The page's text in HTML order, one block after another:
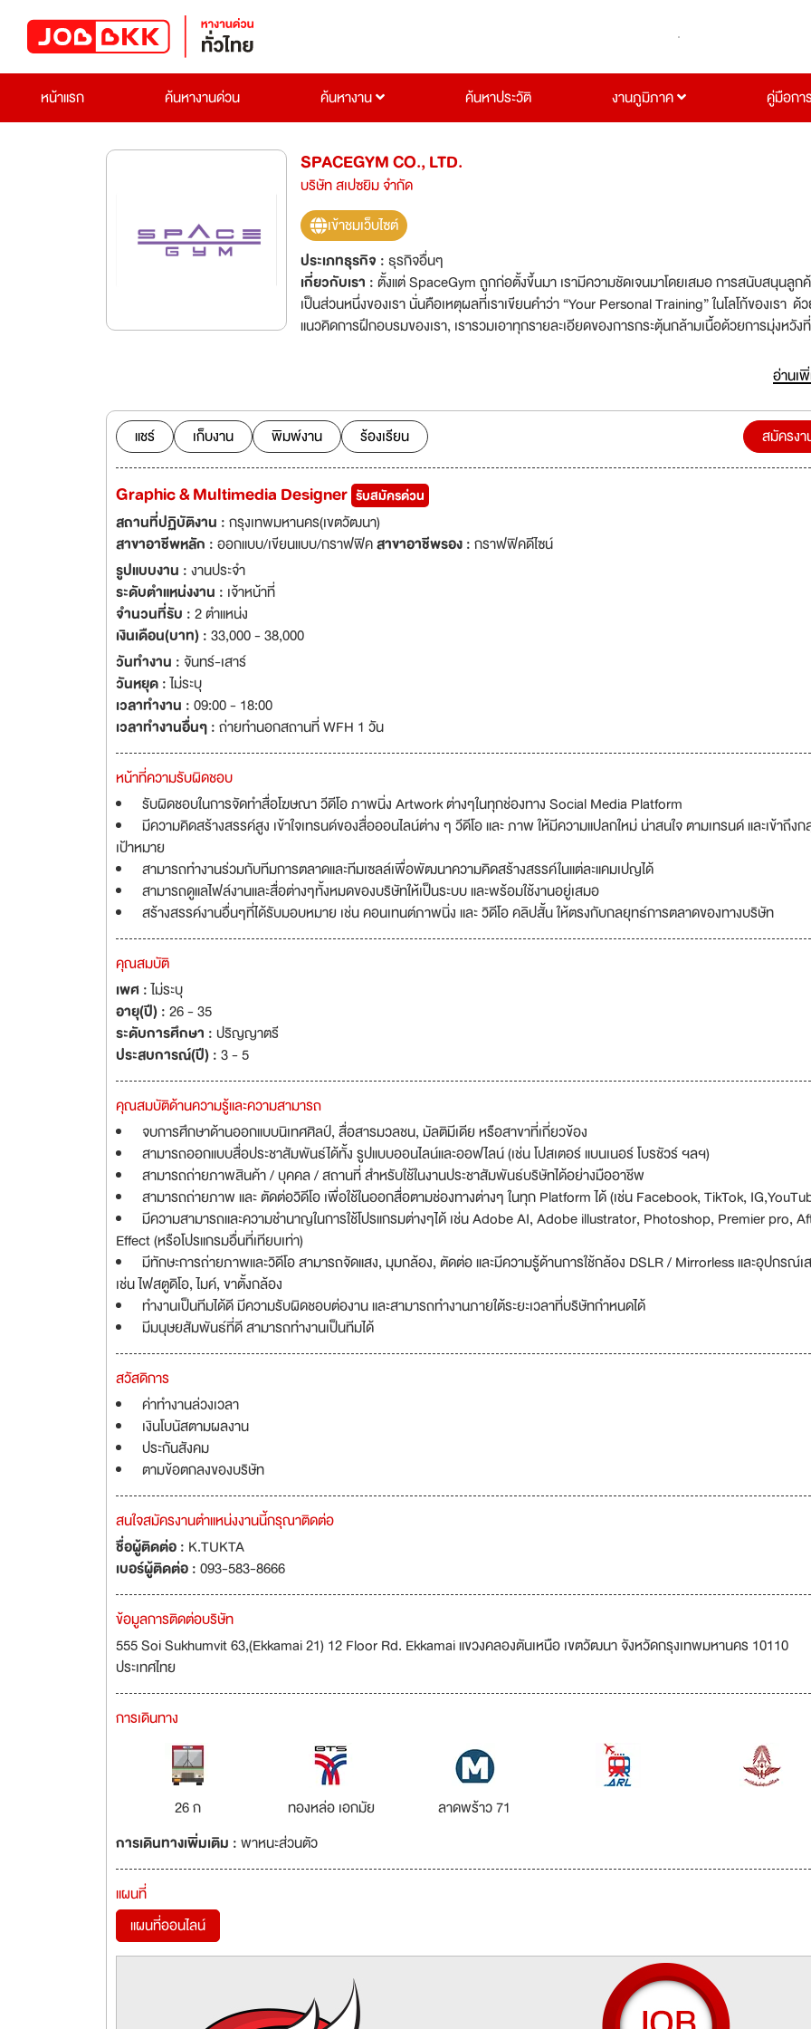
หน้าแรก
ค้นหางานด่วน ค้นหางาน ค้นหาประวัติ งานภูมิภาค คู่มือกา
SPACEGYM CO., LTD.
บริษัท สเปซยิม จำกัด
เข้าชมเว็บไซต์
ประเภทธุรกิจ : ธุรกิจอื่นๆ
เกี่ยวกับเรา :ตั้งแต่ SpaceGym ถูกก่อตั้งขึ้นมา เรามีความชัดเจนมาโดยเสมอ การสนับสนุนลูก
เป็นส่วนหนึ่งของเรา นั่นคือเหตุผลที่เราเขียนคำว่า “Your Personal Training” ในโลโก้ของเรา ด้วย
แนวคิดการฝึกอบรมของเรา, เรารวมเอาทุกรายละเอียดของการกระตุ้นกล้ามเนื้อด้วยการมุ่งหวัง
การให้บริการที่ทำให้ลูกค้าของเราได้สัมผัสประสบการณ์การออกกำลังกายรูปแบบใหม่ เราทำทุกอ
เราสามารถเพื่อเติมเต็มการเทรนนิ่ง EMS ที่มีประสิทธิภาพ ปัจจุบันมี 5 สาขา The Walk Kaset
Nawamin , Sukhumvit 24 , Mueaung Thong Thani, Chaiyapuek, Oceanic Phuket
อ่านเ
แชร์ เก็บงาน พิมพ์งาน ร้องเรียน สมัครง
Graphic & Multimedia Designer รับสมัครด่วน
สถานที่ปฏิบัติงาน :กรุงเทพมหานคร(เขตวัฒนา)
สาขาอาชีพหลัก :ออกแบบ/เขียนแบบ/กราฟฟิคสาขาอาชีพรอง :กราฟฟิคดีไซน์
รูปแบบงาน :งานประจำ
ระดับตำแหน่งงาน : เจ้าหน้าที่
จำนวนที่รับ :2 ตำแหน่ง
เงินเดือน(บาท) :33,000 - 38,000
วันทำงาน : จันทร์-เสาร์
วันหยุด :ไม่ระบุ
เวลาทำงาน :09:00 - 18:00
เวลาทำงานอื่นๆ :ถ่ายทำนอกสถานที่ WFH 1 วัน
หน้าที่ความรับผิดชอบ
รับผิดชอบในการจัดทำสื่อโฆษณา วีดีโอ ภาพนิ่ง Artwork ต่างๆในทุกช่องทาง Social Media Platform
มีความคิดสร้างสรรค์สูง เข้าใจเทรนด์ของสื่อออนไลน์ต่าง ๆ วีดีโอ และ ภาพ ให้มีความแปลกใหม่ น่าสนใจ ตามเทรนด์ และเข้าถึง
เป้าหมาย
สามารถทำงานร่วมกับทีมการตลาดและทีมเซลล์เพื่อพัฒนาความคิดสร้างสรรค์ในแต่ละแคมเปญได้
สามารถดูแลไฟล์งานและสื่อต่างๆทั้งหมดของบริษัทให้เป็นระบบ และพร้อมใช้งานอยู่เสมอ
สร้างสรรค์งานอื่นๆที่ได้รับมอบหมาย เช่น คอนเทนต์ภาพนิ่ง และ วิดีโอ คลิปสั้น ให้ตรงกับกลยุทธ์การตลาดของทางบริษัท
คุณสมบัติ
เพศ :ไม่ระบุ
อายุ(ปี) :26 - 35
ระดับการศึกษา :ปริญญาตรี
ประสบการณ์(ปี) :3 - 5
คุณสมบัติด้านความรู้และความสามารถ
จบการศึกษาด้านออกแบบนิเทศศิลป์, สื่อสารมวลชน, มัลติมีเดีย หรือสาขาที่เกี่ยวข้อง
สามารถออกแบบสื่อประชาสัมพันธ์ได้ทั้ง รูปแบบออนไลน์และออฟไลน์ (เช่น โปสเตอร์ แบนเนอร์ โบรชัวร์ ฯลฯ)
สามารถถ่ายภาพสินค้า / บุคคล / สถานที่ สำหรับใช้ในงานประชาสัมพันธ์บริษัทได้อย่างมืออาชีพ
สามารถถ่ายภาพ และ ตัดต่อวิดีโอ เพื่อใช้ในออกสื่อตามช่องทางต่างๆ ในทุก Platform ได้ (เช่น Facebook, TikTok,
มีความสามารถและความชำนาญในการใช้โปรแกรมต่างๆได้ เช่น Adobe AI, Adobe illustrator, Photoshop, Premier pro,
Effect (หรือโปรแกรมอื่นที่เทียบเท่า)
มีทักษะการถ่ายภาพและวิดีโอ สามารถจัดแสง, มุมกล้อง, ตัดต่อ และมีความรู้ด้านการใช้กล้อง DSLR / Mirrorless และอุปกรณ์เ
เช่น ไฟสตูดิโอ, ไมค์, ขาตั้งกล้อง
ทำงานเป็นทีมได้ดี มีความรับผิดชอบต่องาน และสามารถทำงานภายใต้ระยะเวลาที่บริษัทกำหนดได้
มีมนุษยสัมพันธ์ที่ดี สามารถทำงานเป็นทีมได้
สวัสดิการ
ค่าทำงานล่วงเวลา
เงินโบนัสตามผลงาน
ประกันสังคม
ตามข้อตกลงของบริษัท
สนใจสมัครงานตำแหน่งงานนี้กรุณาติดต่อ
ชื่อผู้ติดต่อ : K.TUKTA
เบอร์ผู้ติดต่อ :093-583-8666
ข้อมูลการติดต่อบริษัท
555 Soi Sukhumvit 63,(Ekkamai 21) 12 Floor Rd. Ekkamai แขวงคลองตันเหนือ เขตวัฒนา จังหวัดกรุงเทพมหานคร 10110
ประเทศไทย
การเดินทาง
26 ก ทองหล่อ เอกมัย
ลาดพร้าว 71
การเดินทางเพิ่มเติม :พาหนะส่วนตัว
แผนที่
แผนที่ออนไลน์